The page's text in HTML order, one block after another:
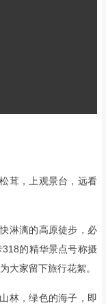
被它的景色所吸引。
美景。
灰之力便爆掉你的相
整个十里长廊，不舍